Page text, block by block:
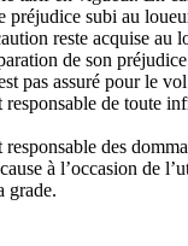
préjudice subi au
reste acquise au
de son
pas assuré pour le
responsable de toute
des
à l’occasion de
grade.